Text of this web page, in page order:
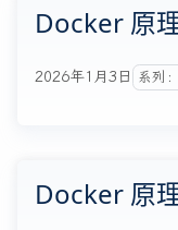
Docker 原
2026年1月3日 系列
Docker 原